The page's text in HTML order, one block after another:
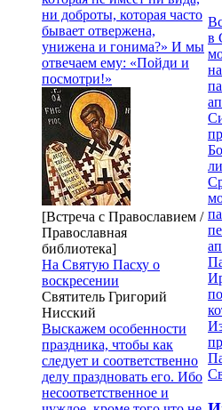
ни доброты, которая часто
бывает отвержена,
унижена и гонима?» И мы
отвечаем ему: «Пойди и
посмотри!»
[Встреча с Православием /
Православная
библиотека]
На Святую Пасху о
воскресении
Святитель Григорий
Нисский
Выскажем особенности
праздника, чтобы как
следует и соответственно
делу праздновать его. Ибо
несоответственное и
в